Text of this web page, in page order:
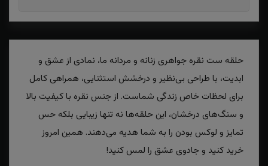
حلقه ست نقره جواهری زنانه و مردانه ما، نمادی از عشق و
ابدیت، با طراحی بی‌نظیر و درخشش استثنایی، همراهی کامل
برای لحظات خاص زندگی شماست. از جنس نقره با کیفیت بالا
و سنگ‌های درخشان، این حلقه‌ها نه تنها زیبایی بلکه حس
تمایز و لوکس بودن را به شما هدیه می‌دهند. همین امروز
خرید کنید و جادوی عشق را لمس کنید!